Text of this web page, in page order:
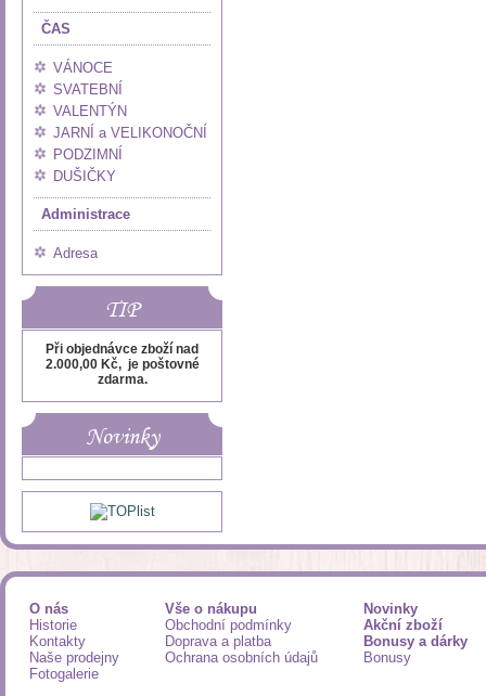
ČAS
VÁNOCE
SVATEBNÍ
VALENTÝN
JARNÍ a VELIKONOČNÍ
PODZIMNÍ
DUŠIČKY
Administrace
Adresa
TIP
Při objednávce zboží nad
2.000,00 Kč, je poštovné
zdarma.
Novinky
O nás
Historie
Kontakty
Naše prodejny
Fotogalerie
Vše o nákupu
Obchodní podmínky
Doprava a platba
Ochrana osobních údajů
Novinky
Akční zboží
Bonusy a dárky
Bonusy